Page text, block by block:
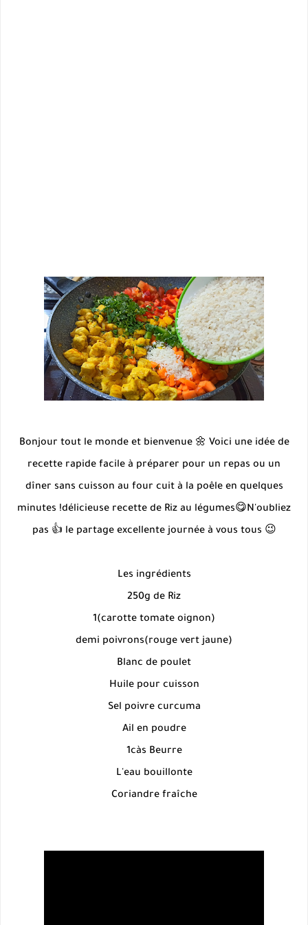
Bonjour tout le monde et bienvenue 🌼 Voici une idée de
recette rapide facile à préparer pour un repas ou un
dîner sans cuisson au four cuit à la poêle en quelques
minutes !délicieuse recette de Riz au légumes😋N'oubliez
pas 👍 le partage excellente journée à vous tous 😉
Les ingrédients
250g de Riz
1(carotte tomate oignon)
demi poivrons(rouge vert jaune)
Blanc de poulet
Huile pour cuisson
Sel poivre curcuma
Ail en poudre
1càs Beurre
L'eau bouillonte
Coriandre fraîche